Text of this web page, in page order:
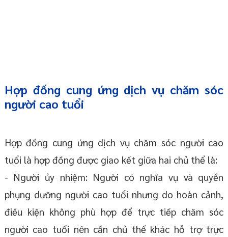
Hợp đồng cung ứng dịch vụ chăm sóc
người cao tuổi
Hợp đồng cung ứng dịch vụ chăm sóc người cao
tuổi là hợp đồng được giao kết giữa hai chủ thể là:
- Người ủy nhiệm: Người có nghĩa vụ và quyền
phụng dưỡng người cao tuổi nhưng do hoàn cảnh,
điều kiện không phù hợp để trực tiếp chăm sóc
người cao tuổi nên cần chủ thể khác hỗ trợ trực